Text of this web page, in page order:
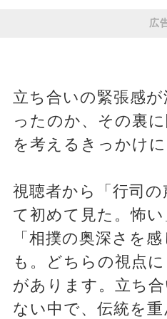
広
立ち合いの緊張感
ったのか、その裏
を考えるきっかけ
視聴者から「行司
て初めて見た。怖い
「相撲の奥深さを
も。どちらの視点
があります。立ち
ない中で、伝統を